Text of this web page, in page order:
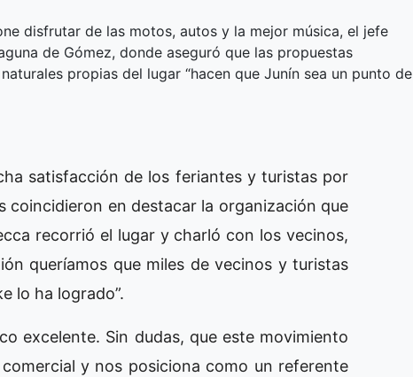
disfrutar de las motos, autos y la mejor música, el jefe
de Gómez, donde aseguró que las propuestas
propias del lugar “hacen que Junín sea un punto de
satisfacción de los feriantes y turistas por
coincidieron en destacar la organización que
recorrió el lugar y charló con los vecinos,
queríamos que miles de vecinos y turistas
lo ha logrado”.
excelente. Sin dudas, que este movimiento
y nos posiciona como un referente